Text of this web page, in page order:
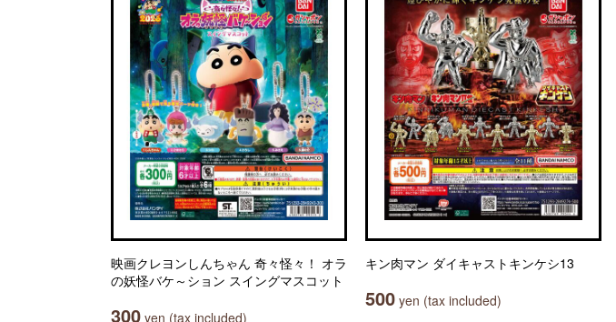
映画クレヨンしんちゃん 奇々怪々！ オラ
の妖怪バケ～ション スイングマスコット
300 yen (tax included)
キン肉マン ダイキャストキンケシ13
500 yen (tax included)